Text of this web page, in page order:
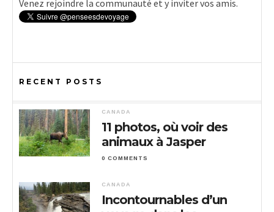
Venez rejoindre la communauté et y inviter vos amis.
RECENT POSTS
CANADA
11 photos, où voir des
animaux à Jasper
0 COMMENTS
CANADA
Incontournables d’un